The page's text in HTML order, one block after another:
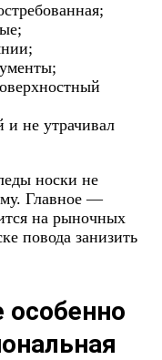
и не утрачивал
носки не
Главное —
на рыночных
повода занизить